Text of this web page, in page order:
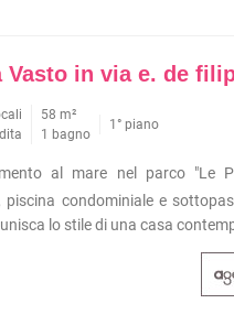
Vasto in via e. de
58 m²
1 bagno
1° piano
al mare nel parco "Le
condominiale e
lo stile di una casa